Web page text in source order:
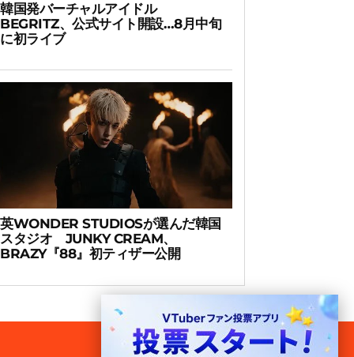
韓国発バーチャルアイドル
BEGRITZ、公式サイト開設…8月中旬
に初ライブ
英WONDER STUDIOSが選んだ韓国
スタジオ JUNKY CREAM、
BRAZY『88』初ティザー公開